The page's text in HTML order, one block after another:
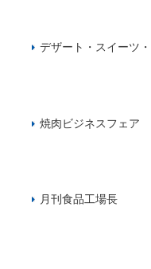
デザート・スイーツ
焼肉ビジネスフェア
月刊食品工場長